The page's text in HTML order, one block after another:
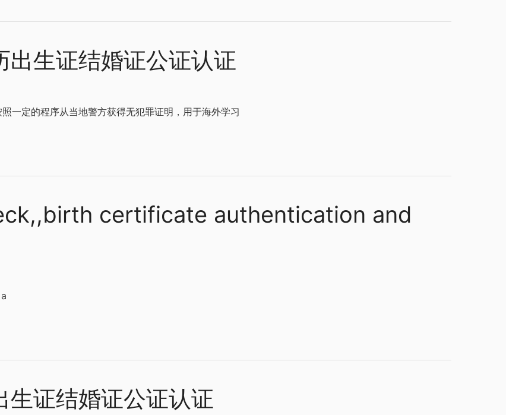
生证结婚证公证认证
一定的程序从当地警方获得无犯罪证明，用于海外学习
certificate authentication and
生证结婚证公证认证